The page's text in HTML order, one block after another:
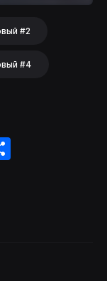
#2
#4